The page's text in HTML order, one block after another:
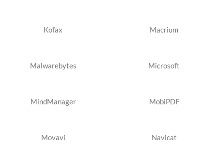
Kofax Macrium
Malwarebytes Microsoft
MindManager MobiPDF
Movavi Navicat